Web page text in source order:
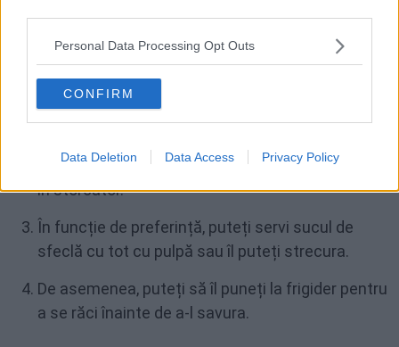
Personal Data Processing Opt Outs
CONFIRM
Data Deletion Data Access Privacy Policy
obicei, sfecla de combină cu alte fructe și legume,
pentru ca gustul sucului să fie mai plăcut.
Spălați bine sfecla și curățați-o de coajă. Pentru
un plus de nutrienți, puteți folosi sfecla cu tot cu
coajă, dar asigurați-vă că este bine spălată.
Tăiați sfecla cubulețe și puneți-o în blender sau
în storcător.
În funcție de preferință, puteți servi sucul de
sfeclă cu tot cu pulpă sau îl puteți strecura.
De asemenea, puteți să îl puneți la frigider pentru
a se răci înainte de a-l savura.